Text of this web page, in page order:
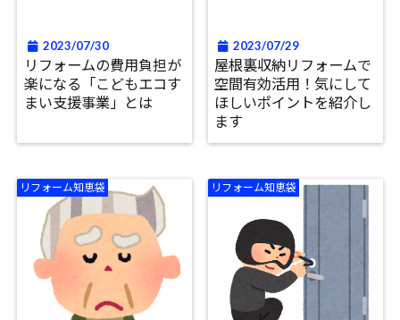
2023/07/30
リフォームの費用負担が
楽になる「こどもエコす
まい支援事業」とは
2023/07/29
屋根裏収納リフォームで
空間有効活用！気にして
ほしいポイントを紹介し
ます
リフォーム知恵袋 リフォーム知恵袋